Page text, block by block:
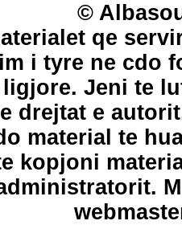
©
qe
i tyre ne cdo
Jeni te
drejtat e
material te
kopjoni